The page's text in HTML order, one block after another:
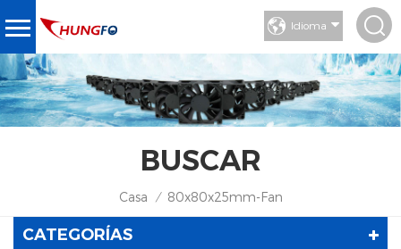
Idioma
BUSCAR
Casa / 80x80x25mm-Fan
CATEGORÍAS